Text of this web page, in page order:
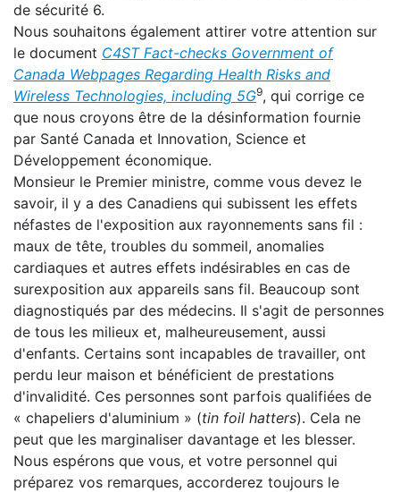
de sécurité 6.
Nous souhaitons également attirer votre attention sur
le document C4ST Fact-checks Government of
Canada Webpages Regarding Health Risks and
Wireless Technologies, including 5G9, qui corrige ce
que nous croyons être de la désinformation fournie
par Santé Canada et Innovation, Science et
Développement économique.
Monsieur le Premier ministre, comme vous devez le
savoir, il y a des Canadiens qui subissent les effets
néfastes de l'exposition aux rayonnements sans fil :
maux de tête, troubles du sommeil, anomalies
cardiaques et autres effets indésirables en cas de
surexposition aux appareils sans fil. Beaucoup sont
diagnostiqués par des médecins. Il s'agit de personnes
de tous les milieux et, malheureusement, aussi
d'enfants. Certains sont incapables de travailler, ont
perdu leur maison et bénéficient de prestations
d'invalidité. Ces personnes sont parfois qualifiées de
« chapeliers d'aluminium » (tin foil hatters). Cela ne
peut que les marginaliser davantage et les blesser.
Nous espérons que vous, et votre personnel qui
préparez vos remarques, accorderez toujours le